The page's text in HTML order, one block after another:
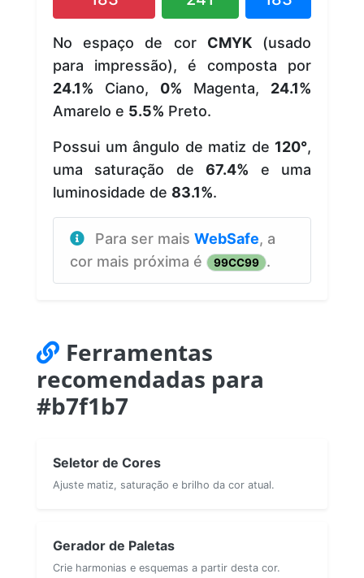
No espaço de cor CMYK(usado
para impressão), é composta por
24.1% Ciano, 0% Magenta, 24.1%
Amarelo e 5.5% Preto.
Possui um ângulo de matiz de 120°,
uma saturação de67.4% e uma
luminosidade de 83.1%.
Para ser mais WebSafe, a
cor mais próxima é
99CC99 .
Ferramentas
recomendadas para
#b7f1b7
Seletor de Cores
Ajuste matiz, saturação e brilho da cor atual.
Gerador de Paletas
Crie harmonias e esquemas a partir desta cor.